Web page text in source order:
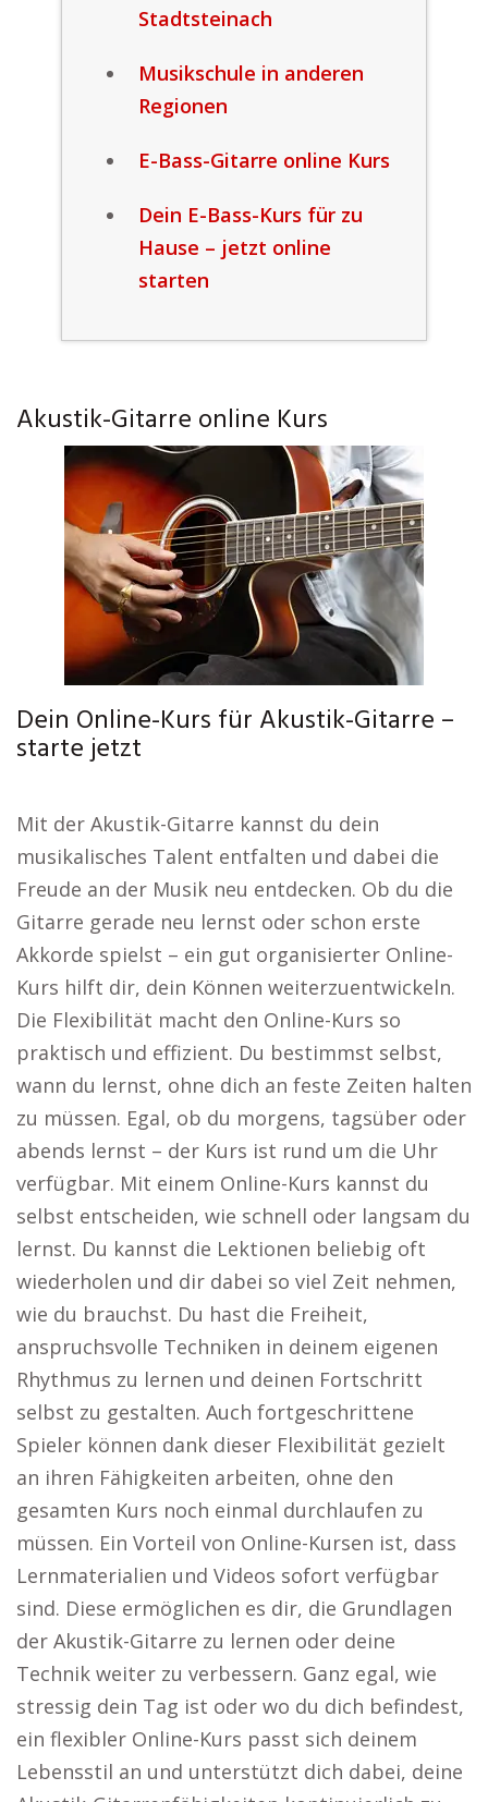
Stadtsteinach
Musikschule in anderen
Regionen
E-Bass-Gitarre online Kurs
Dein E-Bass-Kurs für zu
Hause – jetzt online
starten
Akustik-Gitarre online Kurs
Dein Online-Kurs für Akustik-Gitarre –
starte jetzt
Mit der Akustik-Gitarre kannst du dein
musikalisches Talent entfalten und dabei die
Freude an der Musik neu entdecken. Ob du die
Gitarre gerade neu lernst oder schon erste
Akkorde spielst – ein gut organisierter Online-
Kurs hilft dir, dein Können weiterzuentwickeln.
Die Flexibilität macht den Online-Kurs so
praktisch und effizient. Du bestimmst selbst,
wann du lernst, ohne dich an feste Zeiten halten
zu müssen. Egal, ob du morgens, tagsüber oder
abends lernst – der Kurs ist rund um die Uhr
verfügbar. Mit einem Online-Kurs kannst du
selbst entscheiden, wie schnell oder langsam du
lernst. Du kannst die Lektionen beliebig oft
wiederholen und dir dabei so viel Zeit nehmen,
wie du brauchst. Du hast die Freiheit,
anspruchsvolle Techniken in deinem eigenen
Rhythmus zu lernen und deinen Fortschritt
selbst zu gestalten. Auch fortgeschrittene
Spieler können dank dieser Flexibilität gezielt
an ihren Fähigkeiten arbeiten, ohne den
gesamten Kurs noch einmal durchlaufen zu
müssen. Ein Vorteil von Online-Kursen ist, dass
Lernmaterialien und Videos sofort verfügbar
sind. Diese ermöglichen es dir, die Grundlagen
der Akustik-Gitarre zu lernen oder deine
Technik weiter zu verbessern. Ganz egal, wie
stressig dein Tag ist oder wo du dich befindest,
ein flexibler Online-Kurs passt sich deinem
Lebensstil an und unterstützt dich dabei, deine